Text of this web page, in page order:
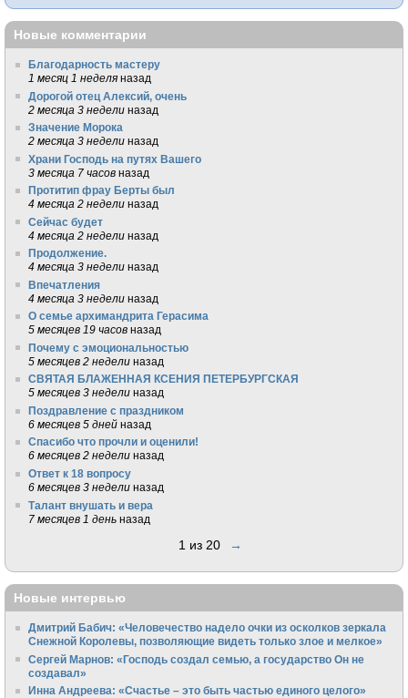
Новые комментарии
Благодарность мастеру
1 месяц 1 неделя назад
Дорогой отец Алексий, очень
2 месяца 3 недели назад
Значение Морока
2 месяца 3 недели назад
Храни Господь на путях Вашего
3 месяца 7 часов назад
Протитип фрау Берты был
4 месяца 2 недели назад
Сейчас будет
4 месяца 2 недели назад
Продолжение.
4 месяца 3 недели назад
Впечатления
4 месяца 3 недели назад
О семье архимандрита Герасима
5 месяцев 19 часов назад
Почему с эмоциональностью
5 месяцев 2 недели назад
СВЯТАЯ БЛАЖЕННАЯ КСЕНИЯ ПЕТЕРБУРГСКАЯ
5 месяцев 3 недели назад
Поздравление с праздником
6 месяцев 5 дней назад
Спасибо что прочли и оценили!
6 месяцев 2 недели назад
Ответ к 18 вопросу
6 месяцев 3 недели назад
Талант внушать и вера
7 месяцев 1 день назад
1 из 20 →
Новые интервью
Дмитрий Бабич: «Человечество надело очки из осколков зеркала
Снежной Королевы, позволяющие видеть только злое и мелкое»
Сергей Марнов: «Господь создал семью, а государство Он не
создавал»
Инна Андреева: «Счастье – это быть частью единого целого»